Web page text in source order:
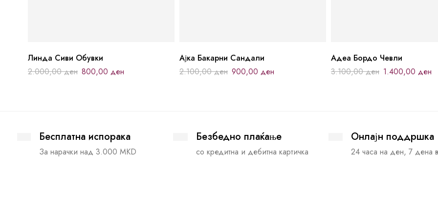
Линда Сиви Обувки
2.000,00ден 800,00 ден
Ајка Бакарни Сандали
2.100,00ден 900,00 ден
Адеа Бордо Чевли
3.100,00ден 1.400,00 ден
Бесплатна испорака
За нарачки над 3.000 MKD
Безбедно плаќање
со кредитна и дебитна картичка
Онлајн поддршка
24 часа на ден, 7 дена